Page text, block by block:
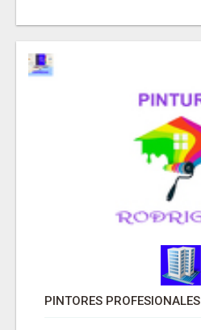
PINTORES PROFESIONALES